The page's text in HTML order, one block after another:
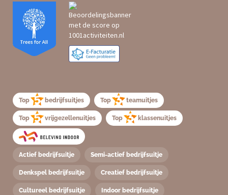
Top bedrijfsuitjes Top teamuitjes
Top vrijgezellenuitjes Top klassenuitjes
Actief bedrijfsuitje Semi-actief bedrijfsuitje
Denkspel bedrijfsuitje Creatief bedrijfsuitje
Cultureel bedrijfsuitje Indoor bedrijfsuitje